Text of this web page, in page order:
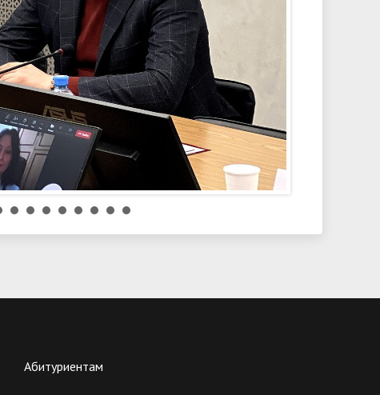
Абитуриентам